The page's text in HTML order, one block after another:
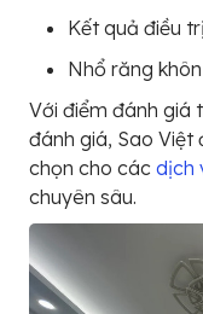
Kết quả điều
Nhổ răng
Với điểm đánh giá
đánh giá, Sao Việt
chọn cho các dịch
chuyên sâu.